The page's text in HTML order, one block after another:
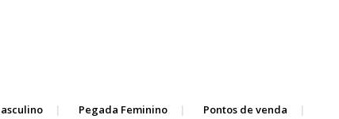
Pegada Feminino Pontos de venda